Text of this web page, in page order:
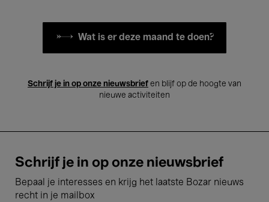
Wat is er deze maand te doen?
Schrijf je in op onze nieuwsbrief en blijf op de hoogte van
nieuwe activiteiten
Schrijf je in op onze nieuwsbrief
Bepaal je interesses en krijg het laatste Bozar nieuws
recht in je mailbox